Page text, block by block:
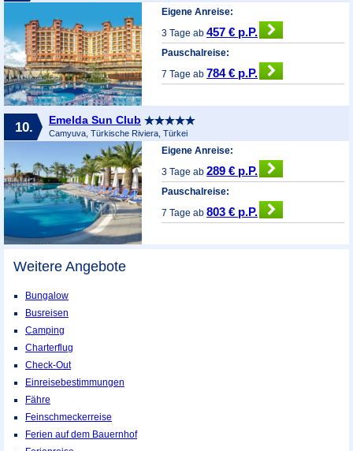
Eigene Anreise:
3 Tage ab457 € p.P.
Pauschalreise:
7 Tage ab784 € p.P.
10. Emelda Sun Club
Camyuva, Türkische Riviera, Türkei
Eigene Anreise:
3 Tage ab289 € p.P.
Pauschalreise:
7 Tage ab803 € p.P.
Weitere Angebote
Bungalow
Busreisen
Camping
Charterflug
Check-Out
Einreisebestimmungen
Fähre
Feinschmeckerreise
Ferien auf dem Bauernhof